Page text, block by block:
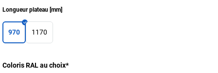
Longueur plateau [mm]
970 1170
Coloris RAL au choix*